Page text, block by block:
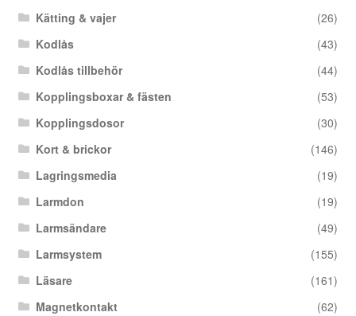
Kätting & vajer
(26)
Kodlås
(43)
Kodlås tillbehör
(44)
Kopplingsboxar & fästen
(53)
Kopplingsdosor
(30)
Kort & brickor
(146)
Lagringsmedia
(19)
Larmdon
(19)
Larmsändare
(49)
Larmsystem
(155)
Läsare
(161)
Magnetkontakt
(62)